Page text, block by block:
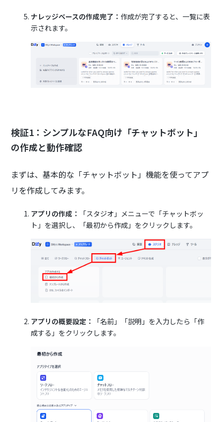
ナレッジベースの作成完了： 作成が完了すると、一覧に表
示されます。
検証1：シンプルなFAQ向け「チャットボット」
の作成と動作確認
まずは、基本的な「チャットボット」機能を使ってアプ
リを作成してみます。
アプリの作成：
「スタジオ」メニューで「チャットボッ
ト」を選択し、「最初から作成」をクリックします。
アプリの概要設定：
「名前」「説明」を入力したら「作
成する」をクリックします。